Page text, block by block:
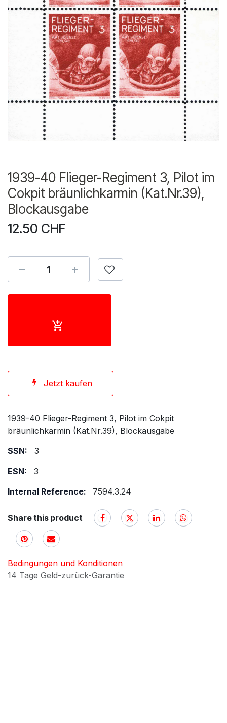
1939-40 Flieger-Regiment 3, Pilot im
Cokpit bräunlichkarmin (Kat.Nr.39),
Blockausgabe
12.50 CHF
Jetzt kaufen
1939-40 Flieger-Regiment 3, Pilot im Cokpit
bräunlichkarmin (Kat.Nr.39), Blockausgabe
SSN:
3
ESN:
3
Internal Reference:
7594.3.24
Share this product
Bedingungen und Konditionen
14 Tage Geld-zurück-Garantie